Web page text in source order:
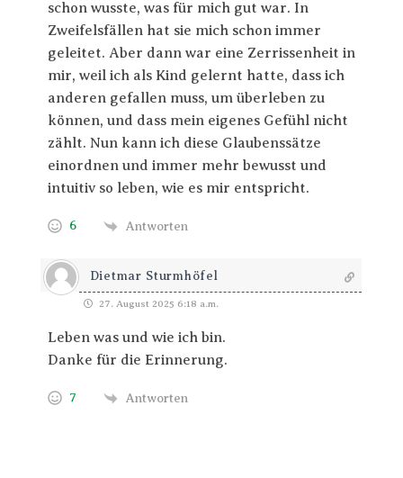
schon wusste, was für mich gut war. In
Zweifelsfällen hat sie mich schon immer
geleitet. Aber dann war eine Zerrissenheit in
mir, weil ich als Kind gelernt hatte, dass ich
anderen gefallen muss, um überleben zu
können, und dass mein eigenes Gefühl nicht
zählt. Nun kann ich diese Glaubenssätze
einordnen und immer mehr bewusst und
intuitiv so leben, wie es mir entspricht.
6 Antworten
Dietmar Sturmhöfel
27. August 2025 6:18 a.m.
Leben was und wie ich bin.
Danke für die Erinnerung.
7 Antworten